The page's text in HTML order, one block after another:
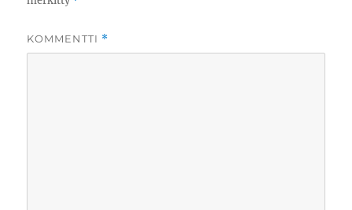
KOMMENTTI *